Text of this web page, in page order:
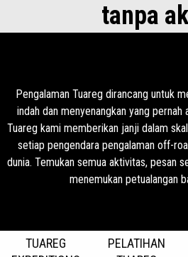
tanpa
Pengalaman Tuareg dirancang untuk
indah dan menyenangkan yang pernah
Tuareg kami memberikan janji dalam
setiap pengendara pengalaman off-
dunia. Temukan semua aktivitas, pesan
menemukan petualangan
TUAREG
PELATIHAN